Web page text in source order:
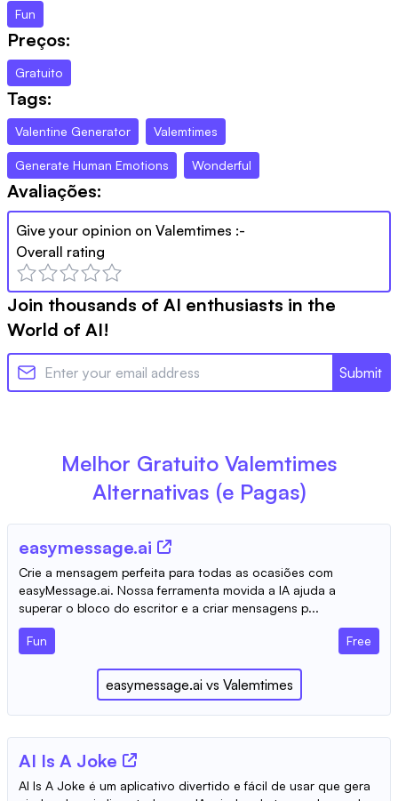
Fun
Preços:
Gratuito
Tags:
Valentine Generator Valemtimes
Generate Human Emotions Wonderful
Avaliações:
Give your opinion on Valemtimes :-
Overall rating
Join thousands of AI enthusiasts in the
World of AI!
Submit
Melhor Gratuito Valemtimes
Alternativas (e Pagas)
easymessage.ai
Crie a mensagem perfeita para todas as ocasiões com
easyMessage.ai. Nossa ferramenta movida a IA ajuda a
superar o bloco do escritor e a criar mensagens p...
Fun Free
easymessage.ai vs Valemtimes
AI Is A Joke
AI Is A Joke é um aplicativo divertido e fácil de usar que gera